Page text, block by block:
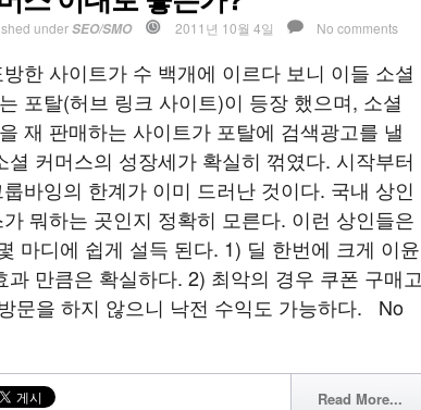
underSEO/SMO 2011년 10월 4일 No comments
한 사이트가 수 백개에 이르다 보니 이들 소셜
포탈(허브 링크 사이트)이 등장 했으며, 소셜
재 판매하는 사이트가 포탈에 검색광고를 낼
커머스의 성장세가 확실히 꺾였다. 시작부터
바잉의 한계가 이미 드러난 것이다. 국내 상인
뭐하는 곳인지 정확히 모른다. 이런 상인들은
마디에 쉽게 설득 된다. 1) 딜 한번에 크게 이윤
만큼은 확실하다. 2) 최악의 경우 쿠폰 구매고
문을 하지 않으니 낙전 수익도 가능하다. No
Read More...